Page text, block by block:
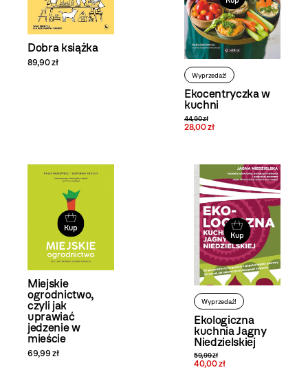
Dobra książka
89,90 zł
Wyprzedaż!
Ekocentryczka w
kuchni
44,90 zł
28,00 zł
Kup
Miejskie
ogrodnictwo,
czyli jak
uprawiać
jedzenie w
mieście
69,99 zł
Kup
Wyprzedaż!
Ekologiczna
kuchnia Jagny
Niedzielskiej
59,99 zł
40,00 zł